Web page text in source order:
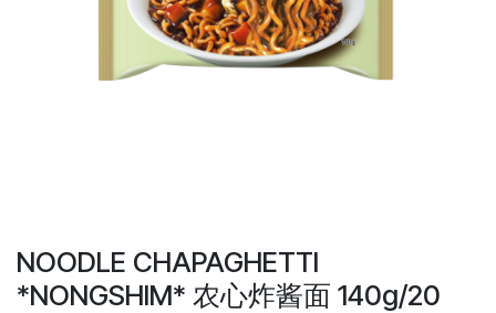
NOODLE CHAPAGHETTI
*NONGSHIM* 农心炸酱面 140g/20